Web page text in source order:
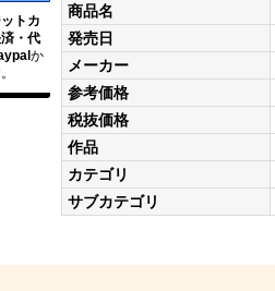
商品名
発売日
メーカー
参考価格
税抜価格
作品
カテゴリ
サブカテゴリ
トカ
・代
か